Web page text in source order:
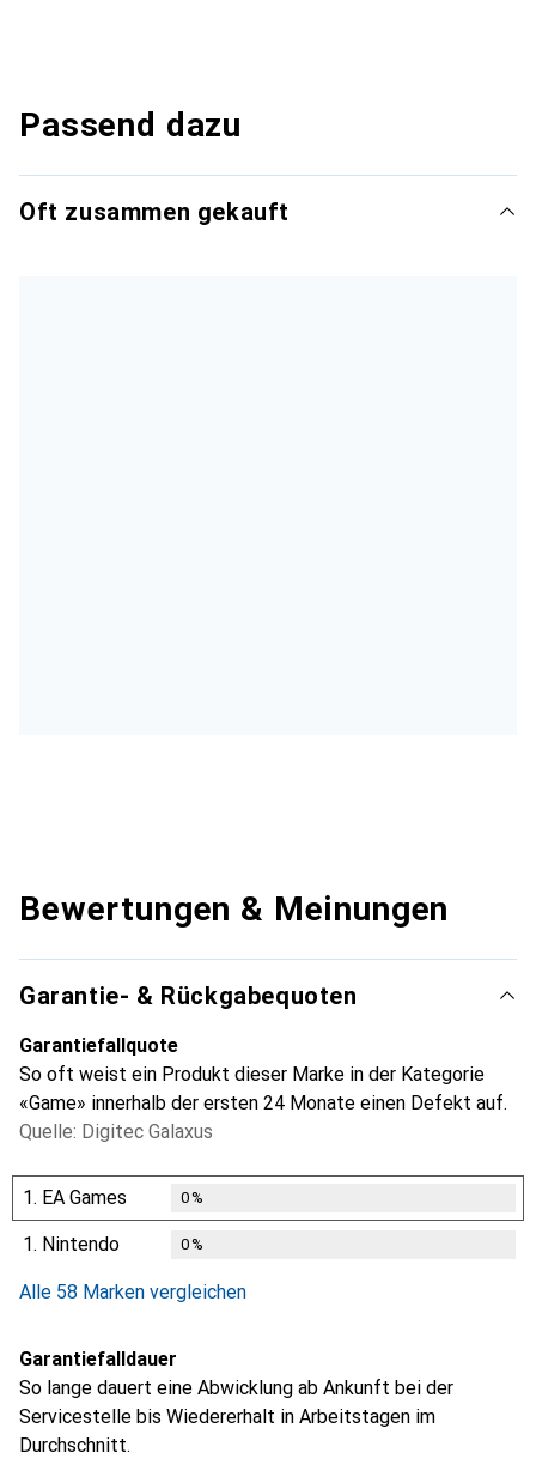
Passend dazu
Oft zusammen gekauft
Bewertungen & Meinungen
Garantie- & Rückgabequoten
Garantiefallquote
So oft weist ein Produkt dieser Marke in der Kategorie
«Game» innerhalb der ersten 24 Monate einen Defekt auf.
Quelle: Digitec Galaxus
1. EA Games 0%
1. Nintendo 0%
Alle 58 Marken vergleichen
Garantiefalldauer
So lange dauert eine Abwicklung ab Ankunft bei der
Servicestelle bis Wiedererhalt in Arbeitstagen im
Durchschnitt.